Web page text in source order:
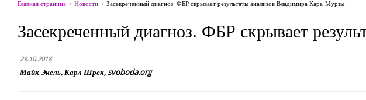
Главная страница Новости Засекреченный диагноз. ФБР скрывает результаты анализов Владимира Кара-Мурзы
Засекреченный диагноз. ФБР скрывает
29.10.2018
Майк Экель, Карл Шрек, svoboda.org